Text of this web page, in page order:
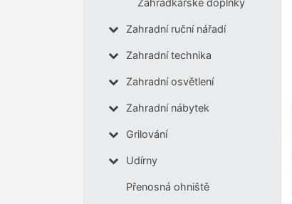
Zahrádkářské doplňky
Zahradní ruční nářadí
Zahradní technika
Zahradní osvětlení
Zahradní nábytek
Grilování
Udírny
Přenosná ohniště